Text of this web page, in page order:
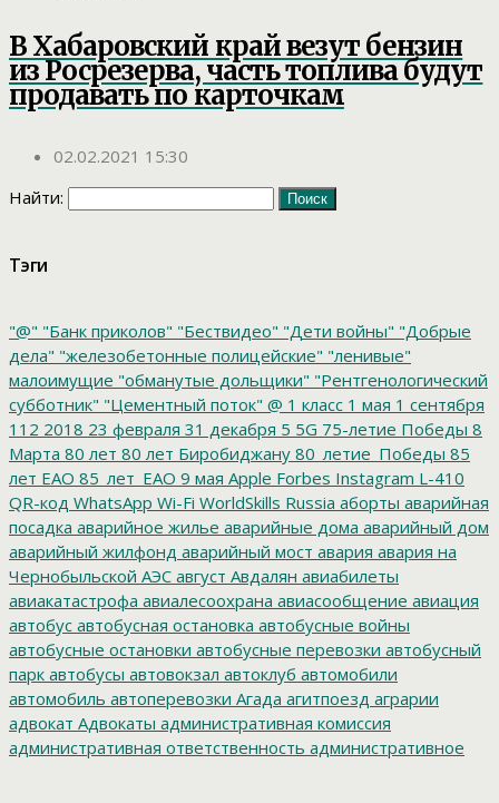
В Хабаровский край везут бензин
из Росрезерва, часть топлива будут
продавать по карточкам
02.02.2021 15:30
Найти:
Тэги
"@" "Банк приколов" "Бествидео" "Дети войны" "Добрые
дела" "железобетонные полицейские" "ленивые"
малоимущие "обманутые дольщики" "Рентгенологический
субботник" "Цементный поток" @ 1 класс 1 мая 1 сентября
112 2018 23 февраля 31 декабря 5 5G 75-летие Победы 8
Марта 80 лет 80 лет Биробиджану 80_летие_Победы 85
лет ЕАО 85_лет_ЕАО 9 мая Apple Forbes Instagram L-410
QR-код WhatsApp Wi-Fi WorldSkills Russia аборты аварийная
посадка аварийное жилье аварийные дома аварийный дом
аварийный жилфонд аварийный мост авария авария на
Чернобыльской АЭС август Авдалян авиабилеты
авиакатастрофа авиалесоохрана авиасообщение авиация
автобус автобусная остановка автобусные войны
автобусные остановки автобусные перевозки автобусный
парк автобусы автовокзал автоклуб автомобили
автомобиль автоперевозки Агада агитпоезд аграрии
адвокат Адвокаты административная комиссия
административная ответственность административное